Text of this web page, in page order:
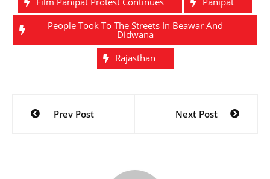
People Took To The Streets In Beawar And
Didwana
Rajasthan
Post
navigation
Prev Post Next Post